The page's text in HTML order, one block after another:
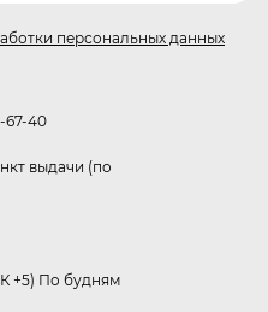
персональных данных
67-40
выдачи (по
+5) По будням